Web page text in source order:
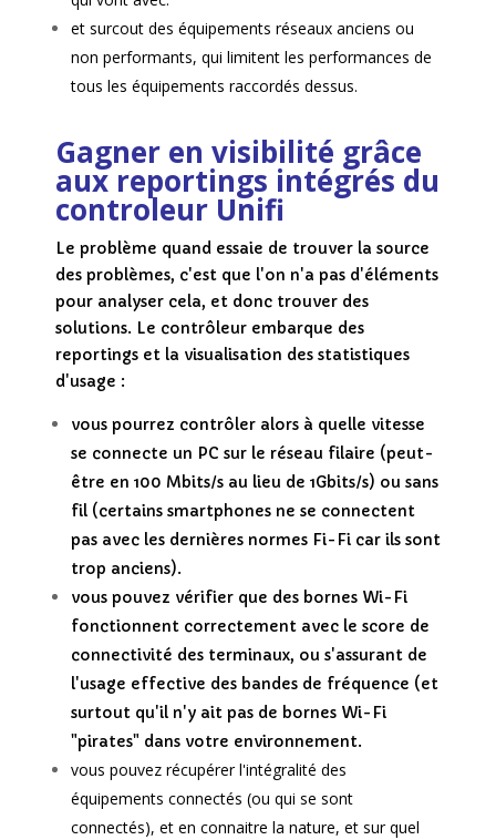
et surcout des équipements réseaux anciens ou
non performants, qui limitent les performances de
tous les équipements raccordés dessus.
Gagner en visibilité grâce
aux reportings intégrés du
controleur Unifi
Le problème quand essaie de trouver la source
des problèmes, c'est que l'on n'a pas d'éléments
pour analyser cela, et donc trouver des
solutions. Le contrôleur embarque des
reportings et la visualisation des statistiques
d'usage :
vous pourrez contrôler alors à quelle vitesse
se connecte un PC sur le réseau filaire (peut-
être en 100 Mbits/s au lieu de 1Gbits/s) ou sans
fil (certains smartphones ne se connectent
pas avec les dernières normes Fi-Fi car ils sont
trop anciens).
vous pouvez vérifier que des bornes Wi-Fi
fonctionnent correctement avec le score de
connectivité des terminaux, ou s'assurant de
l'usage effective des bandes de fréquence (et
surtout qu'il n'y ait pas de bornes Wi-Fi
"pirates" dans votre environnement.
vous pouvez récupérer l'intégralité des
équipements connectés (ou qui se sont
connectés), et en connaitre la nature, et sur quel